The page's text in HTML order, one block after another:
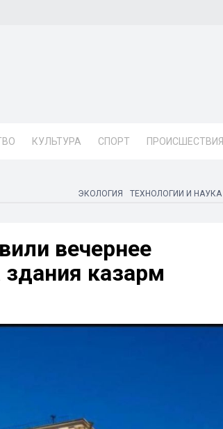
КУЛЬТУРА СПОРТ ПРОИСШЕСТВИЯ
ЭКОЛОГИЯ ТЕХНОЛОГИИ И НАУКА
вечернее
казарм